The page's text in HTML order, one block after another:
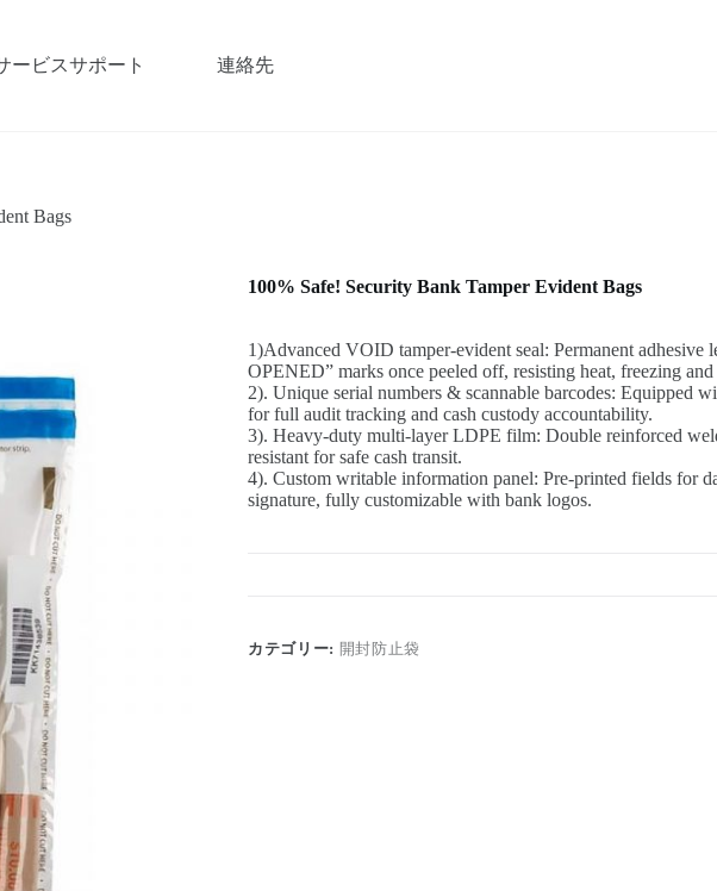
ービスサポート 連絡先
Bags
100% Safe! Security Bank Tamper Evident Bags
1)Advanced VOID tamper-evident seal: Permanent adhesive
OPENED” marks once peeled off, resisting heat, freezing
2). Unique serial numbers & scannable barcodes: Equipped
for full audit tracking and cash custody accountability.
3). Heavy-duty multi-layer LDPE film: Double reinforced
resistant for safe cash transit.
4). Custom writable information panel: Pre-printed fields for
signature, fully customizable with bank logos.
カテゴリー: 開封防止袋